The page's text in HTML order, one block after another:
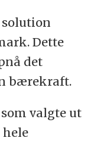
solution
Dette
det
bærekraft.
valgte ut
hele